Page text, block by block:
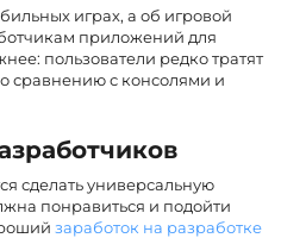
играх, а об игровой
приложений для
пользователи редко тратят
сравнению с консолями и
сделать универсальную
понравиться и подойти
заработок на разработке